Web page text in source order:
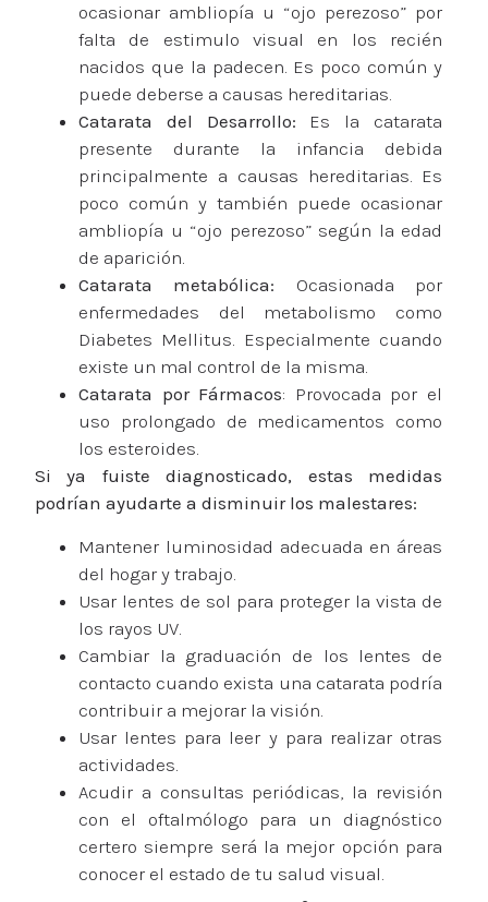
ocasionar ambliopía u “ojo perezoso” por
falta de estimulo visual en los recién
nacidos que la padecen. Es poco común y
puede deberse a causas hereditarias.
Catarata del Desarrollo: Es la catarata
presente durante la infancia debida
principalmente a causas hereditarias. Es
poco común y también puede ocasionar
ambliopía u “ojo perezoso” según la edad
de aparición.
Catarata metabólica: Ocasionada por
enfermedades del metabolismo como
Diabetes Mellitus. Especialmente cuando
existe un mal control de la misma.
Catarata por Fármacos: Provocada por el
uso prolongado de medicamentos como
los esteroides.
Si ya fuiste diagnosticado, estas medidas
podrían ayudarte a disminuir los malestares:
Mantener luminosidad adecuada en áreas
del hogar y trabajo.
Usar lentes de sol para proteger la vista de
los rayos UV.
Cambiar la graduación de los lentes de
contacto cuando exista una catarata podría
contribuir a mejorar la visión.
Usar lentes para leer y para realizar otras
actividades.
Acudir a consultas periódicas, la revisión
con el oftalmólogo para un diagnóstico
certero siempre será la mejor opción para
conocer el estado de tu salud visual.